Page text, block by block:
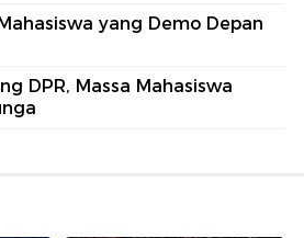
yang Demo Depan
DPR, Massa Mahasiswa